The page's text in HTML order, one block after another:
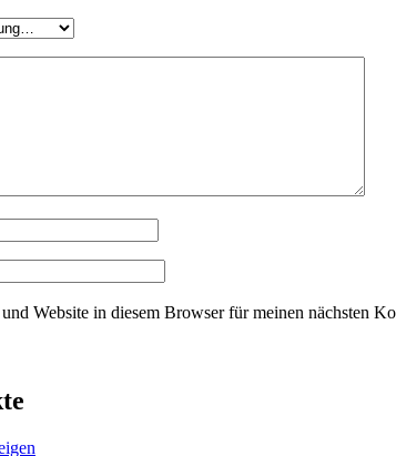
Website in diesem Browser für meinen nächsten